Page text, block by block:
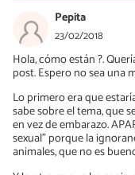
11/02/2019
Hola Luis, es un
de abandonar un
donde sí lo quieran,
Podrías llevar a
agresividad en un
así como el uso de
https://
son-y-como-
Pepita
23/02/2018
Hola, cómo están ?.
post. Espero no sea una
Lo primero era que
sabe sobre el tema, que
en vez de embarazo.
sexual" porque la
animales, que no es